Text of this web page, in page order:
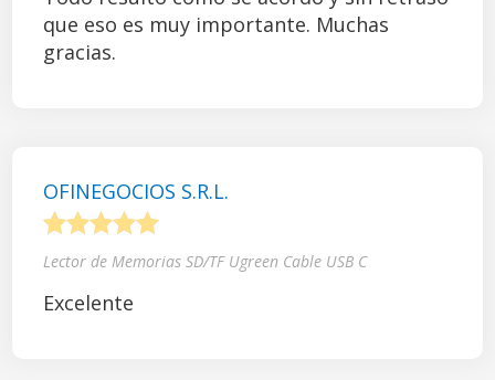
que eso es muy importante. Muchas
gracias.
OFINEGOCIOS S.R.L.
Lector de Memorias SD/TF Ugreen Cable USB C
Excelente